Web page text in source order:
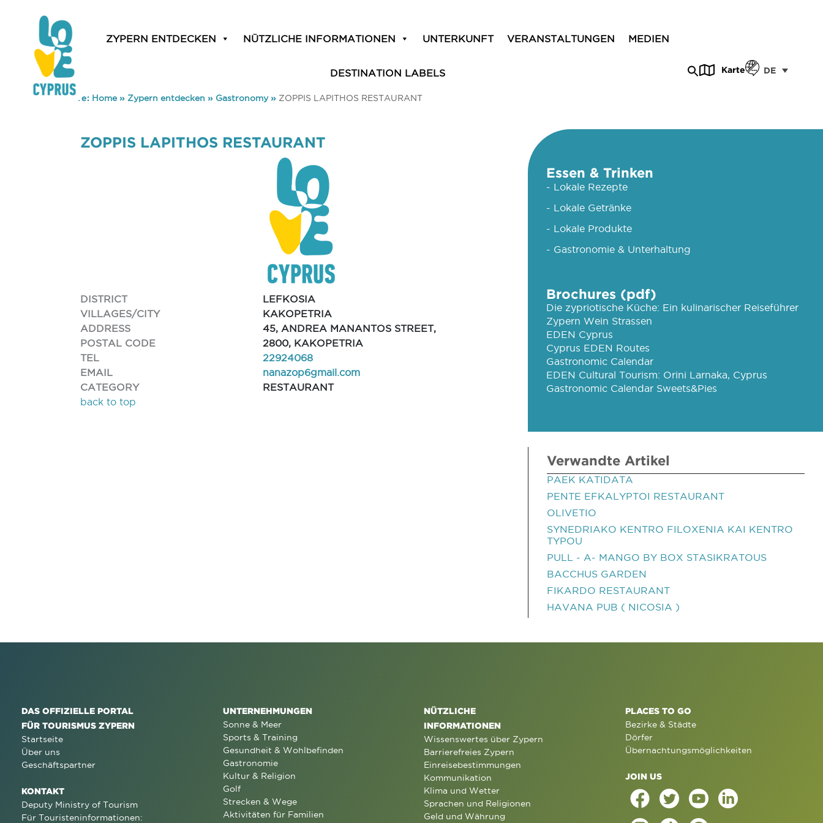
ZYPERN ENTDECKEN NÜTZLICHE INFORMATIONEN UNTERKUNFT VERANSTALTUNGEN MEDIEN
DESTINATION LABELS Karte DE
You are here: Home» Zypern entdecken » Gastronomy» ZOPPIS LAPITHOS RESTAURANT
ZOPPIS LAPITHOS RESTAURANT
DISTRICT
LEFKOSIA
VILLAGES/CITY
KAKOPETRIA
ADDRESS
45, ANDREA MANANTOS STREET,
POSTAL CODE
2800, KAKOPETRIA
TEL
22924068
EMAIL
nanazop6gmail.com
CATEGORY
RESTAURANT
back to top
Essen & Trinken
- Lokale Rezepte
- Lokale Getränke
- Lokale Produkte
- Gastronomie & Unterhaltung
Brochures (pdf)
Die zypriotische Küche: Ein kulinarischer Reiseführer
Zypern Wein Strassen
EDEN Cyprus
Cyprus EDEN Routes
Gastronomic Calendar
EDEN Cultural Tourism: Orini Larnaka, Cyprus
Gastronomic Calendar Sweets&Pies
Verwandte Artikel
PAEK KATIDATA
PENTE EFKALYPTOI RESTAURANT
OLIVETIO
SYNEDRIAKO KENTRO FILOXENIA KAI KENTRO
TYPOU
PULL - A- MANGO BY BOX STASIKRATOUS
BACCHUS GARDEN
FIKARDO RESTAURANT
HAVANA PUB ( NICOSIA )
DAS OFFIZIELLE PORTAL
FÜR TOURISMUS ZYPERN
Startseite
Über uns
Geschäftspartner
KONTAKT
Deputy Ministry of Tourism
Für Touristeninformationen:
UNTERNEHMUNGEN
Sonne & Meer
Sports & Training
Gesundheit & Wohlbefinden
Gastronomie
Kultur & Religion
Golf
Strecken & Wege
Aktivitäten für Familien
NÜTZLICHE
INFORMATIONEN
Wissenswertes über Zypern
Barrierefreies Zypern
Einreisebestimmungen
Kommunikation
Klima und Wetter
Sprachen und Religionen
Geld und Währung
PLACES TO GO
Bezirke & Städte
Dörfer
Übernachtungsmöglichkeiten
JOIN US